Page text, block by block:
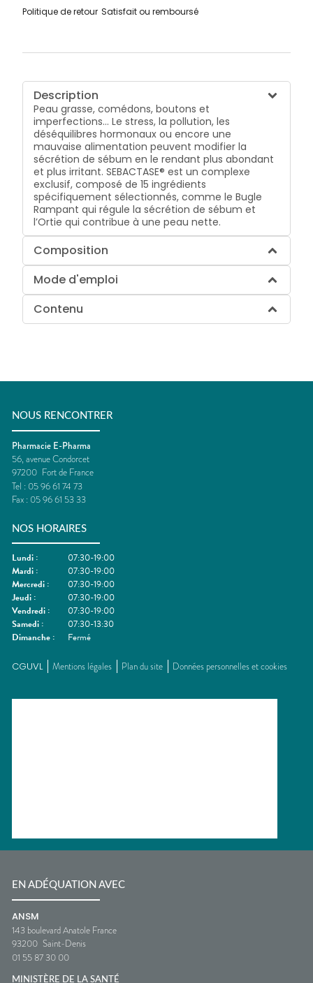
Politique de retour Satisfait ou remboursé
Description
Peau grasse, comédons, boutons et
imperfections… Le stress, la pollution, les
déséquilibres hormonaux ou encore une
mauvaise alimentation peuvent modifier la
sécrétion de sébum en le rendant plus abondant
et plus irritant. SEBACTASE® est un complexe
exclusif, composé de 15 ingrédients
spécifiquement sélectionnés, comme le Bugle
Rampant qui régule la sécrétion de sébum et
l’Ortie qui contribue à une peau nette.
Composition
Mode d'emploi
Contenu
NOUS RENCONTRER
Pharmacie E-Pharma
56, avenue Condorcet
97200 Fort de France
Tel : 05 96 61 74 73
Fax : 05 96 61 53 33
NOS HORAIRES
Lundi :
07:30-19:00
Mardi :
07:30-19:00
Mercredi :
07:30-19:00
Jeudi :
07:30-19:00
Vendredi :
07:30-19:00
Samedi :
07:30-13:30
Dimanche : Fermé
CGUVL Mentions légales Plan du site Données personnelles et cookies
EN ADÉQUATION AVEC
ANSM
143 boulevard Anatole France
93200 Saint-Denis
01 55 87 30 00
MINISTÈRE DE LA SANTÉ